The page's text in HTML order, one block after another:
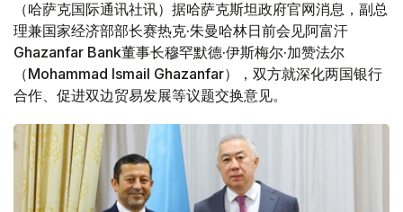
（哈萨克国际通讯社讯）据哈萨克斯坦政府官网消息，副总
理兼国家经济部部长赛热克·朱曼哈林日前会见阿富汗
Ghazanfar Bank董事长穆罕默德·伊斯梅尔·加赞法尔
（Mohammad Ismail Ghazanfar），双方就深化两国银行
合作、促进双边贸易发展等议题交换意见。